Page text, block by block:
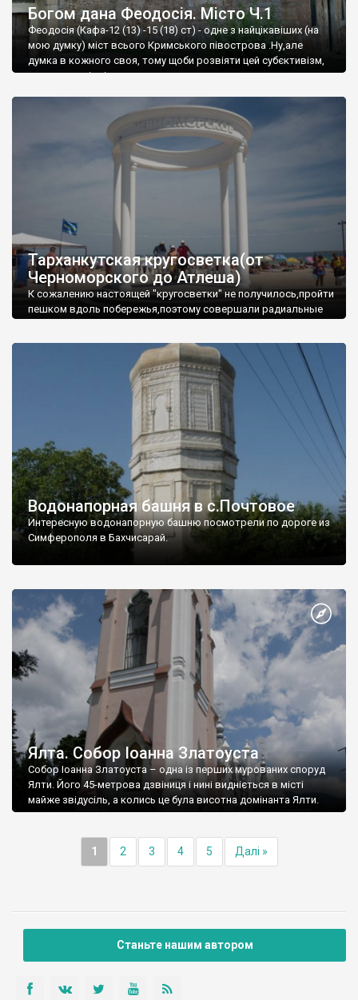
Богом дана Феодосія. Місто Ч.1
Феодосія (Кафа-12 (13) -15 (18) ст) - одне з найцікавіших (на
мою думку) міст всього Кримського півострова .Ну,але
думка в кожного своя, тому щоби розвіяти цей субєктивізм,
запрошую відвідати це
Тарханкутская кругосветка(от
Черноморского до Атлеша)
К сожалению настоящей "кругосветки" не получилось,пройти
пешком вдоль побережья,поэтому совершали радиальные
Водонапорная башня в с.Почтовое
Интересную водонапорную башню посмотрели по дороге из
Симферополя в Бахчисарай.
Ялта. Собор Іоанна Златоуста
Собор Іоанна Златоуста – одна із перших мурованих споруд
Ялти. Його 45-метрова дзвіниця і нині видніється в місті
майже звідусіль, а колись це була висотна домінанта Ялти.
1 2 3 4 5 Далі »
Станьте нашим автором